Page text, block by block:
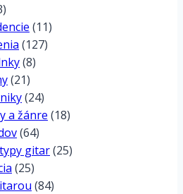
(11)
(127)
(8)
(21)
(24)
a žánre (18)
(64)
gitar(25)
(25)
(84)